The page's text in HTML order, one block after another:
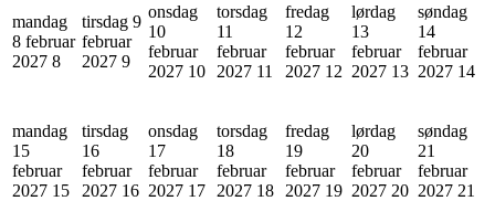
mandag
8 februar
2027 8
tirsdag 9
februar
2027 9
onsdag
10
februar
2027 10
torsdag
11
februar
2027 11
fredag
12
februar
2027 12
lørdag
13
februar
2027 13
søndag
14
februar
2027 14
mandag
15
februar
2027 15
tirsdag
16
februar
2027 16
onsdag
17
februar
2027 17
torsdag
18
februar
2027 18
fredag
19
februar
2027 19
lørdag
20
februar
2027 20
søndag
21
februar
2027 21